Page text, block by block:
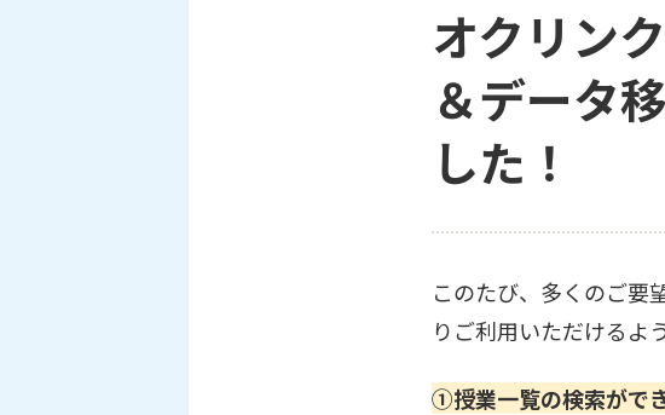
オクリン
＆データ
した！
このたび、多くのご要
りご利用いただけるよ
①授業一覧の検索がで